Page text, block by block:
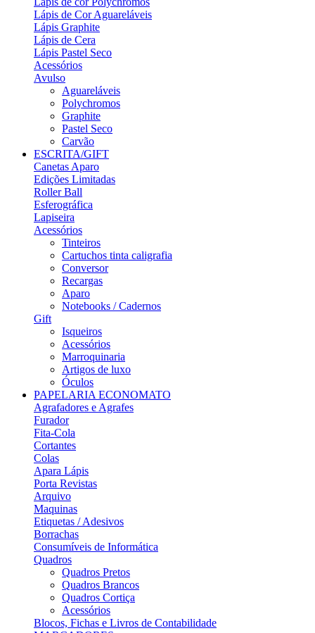
Lápis de Cor Aguareláveis
Lápis Graphite
Lápis de Cera
Lápis Pastel Seco
Acessórios
Avulso
Aguareláveis
Polychromos
Graphite
Pastel Seco
Carvão
ESCRITA/GIFT
Canetas Aparo
Edições Limitadas
Roller Ball
Esferográfica
Lapiseira
Acessórios
Tinteiros
Cartuchos tinta caligrafia
Conversor
Recargas
Aparo
Notebooks / Cadernos
Gift
Isqueiros
Acessórios
Marroquinaria
Artigos de luxo
Óculos
PAPELARIA ECONOMATO
Agrafadores e Agrafes
Furador
Fita-Cola
Cortantes
Colas
Apara Lápis
Porta Revistas
Arquivo
Maquinas
Etiquetas / Adesivos
Borrachas
Consumíveis de Informática
Quadros
Quadros Pretos
Quadros Brancos
Quadros Cortiça
Acessórios
Blocos, Fichas e Livros de Contabilidade